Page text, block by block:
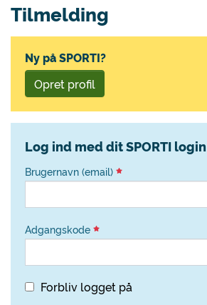
Tilmelding
Ny på SPORTI?
Opret profil
Log ind med dit SPORTI login
Brugernavn (email)
Adgangskode
Forbliv logget på